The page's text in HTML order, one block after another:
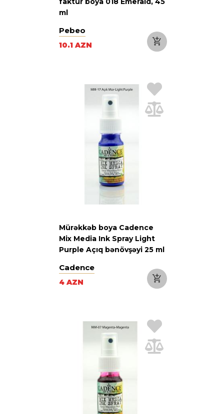
ml
Pebeo
10.1 AZN
Mürəkkəb boya Cadence
Mix Media Ink Spray Light
Purple Açıq bənövşəyi 25 ml
Cadence
4 AZN